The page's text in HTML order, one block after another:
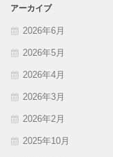
アーカイブ
2026年6月
2026年5月
2026年4月
2026年3月
2026年2月
2025年10月